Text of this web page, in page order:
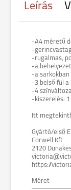
Leírás
-A4 méretű
-
-rugalmas,
-a
-a
-3 belső fül
-4
-kiszerelés: 1
Itt
Gyártó/első
Corwell Kft
2120
https://
Méret